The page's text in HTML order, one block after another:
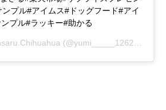
ンプル#アイムス#ドッグフード#アイ
プル#ラッキー#助かる
(@yumi_____12621698121) on